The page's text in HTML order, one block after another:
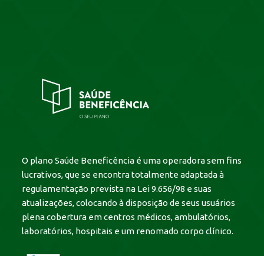
O plano Saúde Beneficência é uma operadora sem fins
lucrativos, que se encontra totalmente adaptada à
regulamentação prevista na Lei 9.656/98 e suas
atualizações, colocando à disposição de seus usuários
plena cobertura em centros médicos, ambulatórios,
laboratórios, hospitais e um renomado corpo clínico.